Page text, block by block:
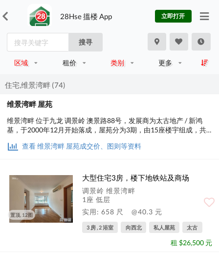
28Hse 搵楼 App 立即打开
搜寻
区域 租价 类别 更多
住宅,维景湾畔 (74)
维景湾畔 屋苑
维景湾畔 位于九龙 调景岭 澳景路88号，发展商为太古地产 / 新鸿
基，于2000年12月开始落成，屋苑分为3期，由15座楼宇组成，共
泳池、儿童设施、运动设施、娱乐设施、美容/保健；交通便利，步
查看 维景湾畔 屋苑成交价、图则等资料
置顶, 12图
大型住宅3房，楼下地铁站及商场
调景岭 维景湾畔
1座 低层
实用: 658 尺
@40.3 元
3 房 , 2 浴室 向西北 私人屋苑 太古
租 $26,500 元